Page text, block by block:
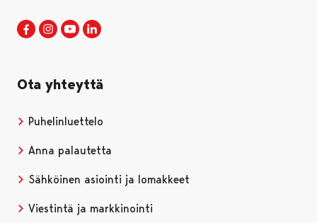
Porin kaupunki Facebookissa
Avautuu uudessa välilehdessä
Porin kaupunki Instagramissa
Avautuu uudessa välilehdessä
Porin kaupunki Youtubessa
Avautuu uudessa välilehdessä
Ota yhteyttä
Puhelinluettelo
Anna palautetta
Sähköinen asiointi ja lomakkeet
Viestintä ja markkinointi